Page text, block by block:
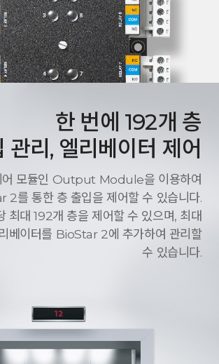
한 번에 192개 층
관리, 엘리베이터 제어
어 모듈인 Output Module을 이용하여
2를 통한 층 출입을 제어할 수 있습니다.
최대 192개 층을 제어할 수 있으며, 최대
베이터를 BioStar 2에 추가하여 관리할
수 있습니다.